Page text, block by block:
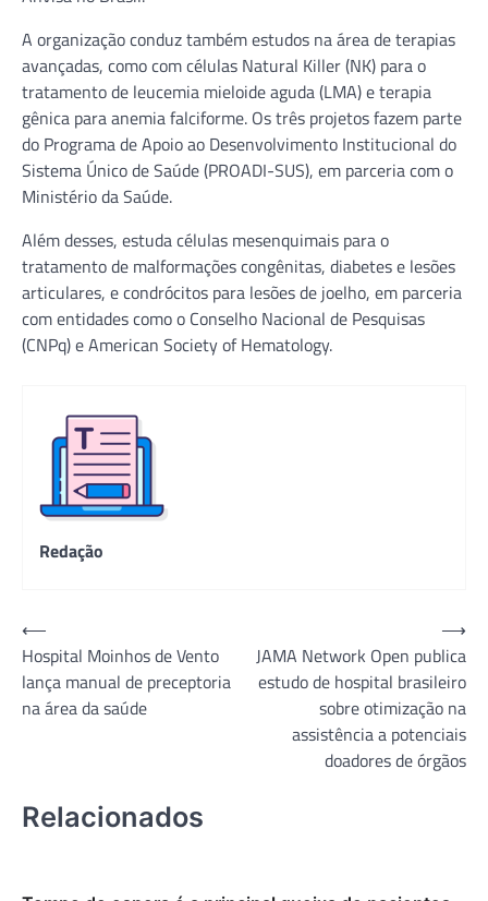
A organização conduz também estudos na área de terapias
avançadas, como com células Natural Killer (NK) para o
tratamento de leucemia mieloide aguda (LMA) e terapia
gênica para anemia falciforme. Os três projetos fazem parte
do Programa de Apoio ao Desenvolvimento Institucional do
Sistema Único de Saúde (PROADI-SUS), em parceria com o
Ministério da Saúde.
Além desses, estuda células mesenquimais para o
tratamento de malformações congênitas, diabetes e lesões
articulares, e condrócitos para lesões de joelho, em parceria
com entidades como o Conselho Nacional de Pesquisas
(CNPq) e American Society of Hematology.
Redação
Navegação
de
Post
⟵
Hospital Moinhos de Vento
lança manual de preceptoria
na área da saúde
JAMA Network Open publica
estudo de hospital brasileiro
sobre otimização na
assistência a potenciais
doadores de órgãos
⟶
Relacionados